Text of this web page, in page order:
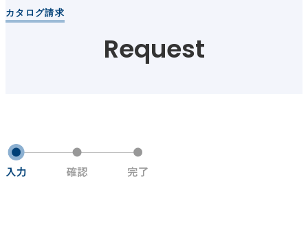
カタログ請求
Request